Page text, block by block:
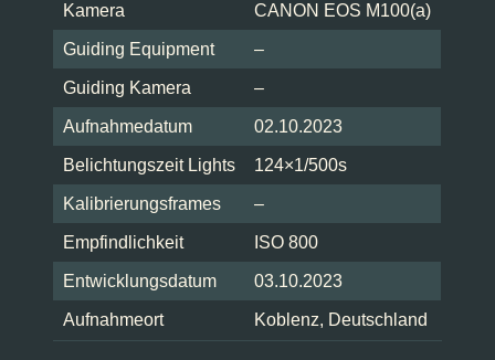
Kamera CANON EOS M100(a)
Guiding Equipment –
Guiding Kamera –
Aufnahmedatum 02.10.2023
Belichtungszeit Lights 124×1/500s
Kalibrierungsframes –
Empfindlichkeit ISO 800
Entwicklungsdatum 03.10.2023
Aufnahmeort Koblenz, Deutschland